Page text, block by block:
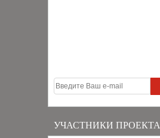
УЧАСТНИКИ ПРОЕКТА